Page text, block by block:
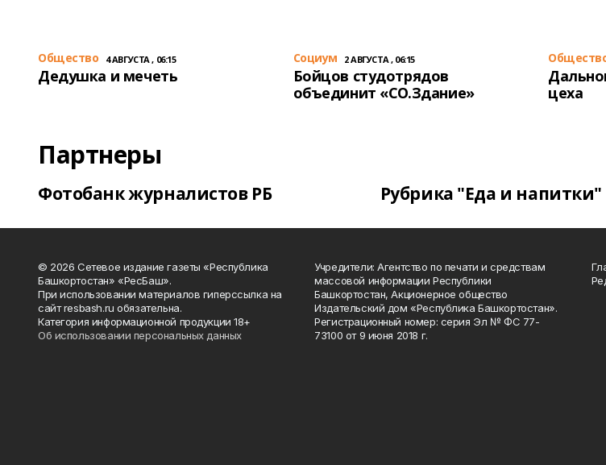
Общество 4 АВГУСТА , 06:15
Дедушка и мечеть
Cоциум 2 АВГУСТА , 06:15
Бойцов студотрядов
объединит «СО.Здание»
цеха
Партнеры
Фотобанк журналистов РБ Рубрика "Еда и напитки"
© 2026 Сетевое издание газеты «Республика
Башкортостан» «РесБаш».
При использовании материалов гиперссылка на
сайт resbash.ru обязательна.
Категория информационной продукции 18+
Об использовании персональных данных
Учредители: Агентство по печати и средствам
массовой информации Республики
Башкортостан, Акционерное общество
Издательский дом «Республика Башкортостан».
Регистрационный номер: серия Эл № ФС 77-
73100 от 9 июня 2018 г.